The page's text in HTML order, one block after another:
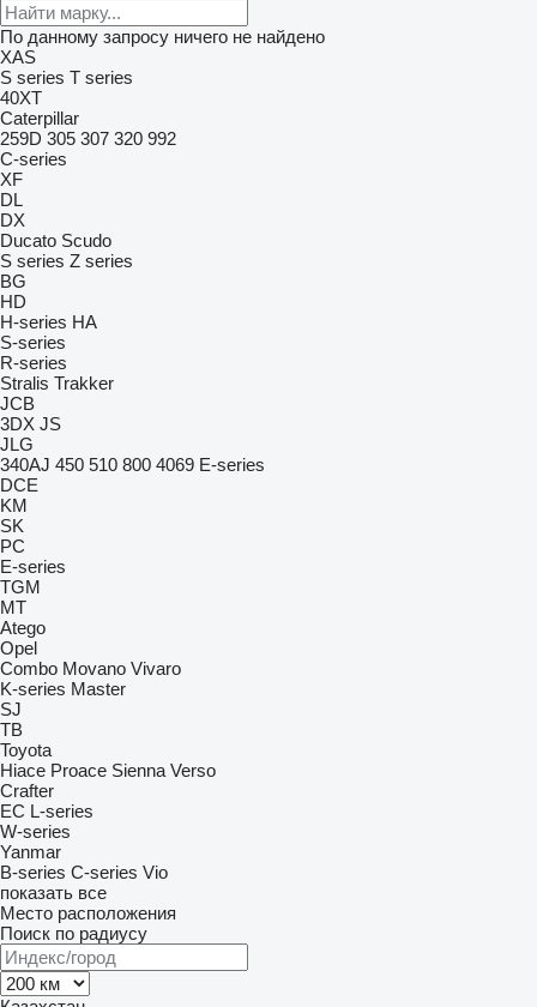
По данному запросу ничего не найдено
XAS
S series T series
40XT
Caterpillar
259D 305 307 320 992
C-series
XF
DL
DX
Ducato Scudo
S series Z series
BG
HD
H-series HA
S-series
R-series
Stralis Trakker
JCB
3DX JS
JLG
340AJ 450 510 800 4069 E-series
DCE
KM
SK
PC
E-series
TGM
MT
Atego
Opel
Combo Movano Vivaro
K-series Master
SJ
TB
Toyota
Hiace Proace Sienna Verso
Crafter
EC L-series
W-series
Yanmar
B-series C-series Vio
показать все
Место расположения
Поиск по радиусу